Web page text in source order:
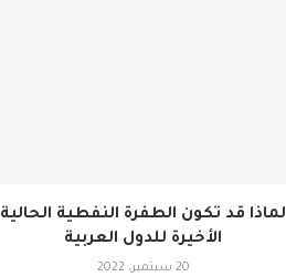
لماذا قد تكون الطفرة النفطية الحالية
الأخيرة للدول العربية
20 سبتمبر، 2022